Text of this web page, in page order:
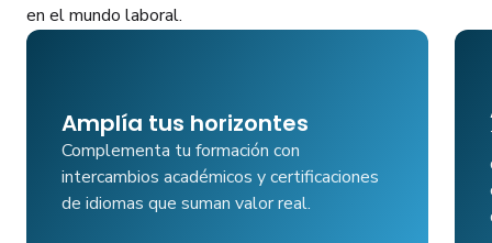
en el mundo laboral.
Amplía tus horizontes
Complementa tu formación con
intercambios académicos y certificaciones
de idiomas que suman valor real.